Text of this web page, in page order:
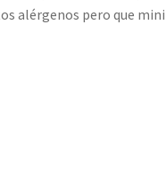
alérgenos pero que